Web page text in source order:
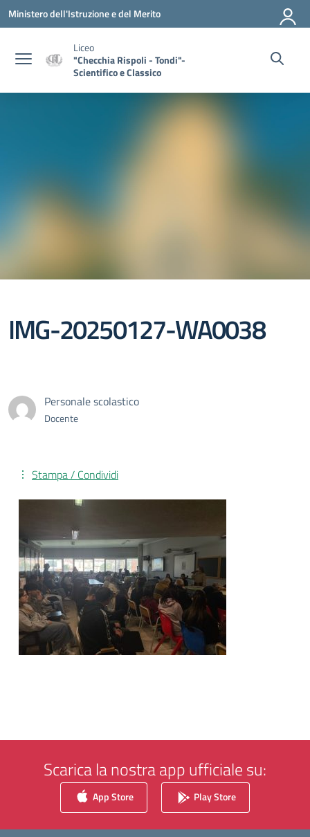
Vai ai contenuti
Vai al menu di navigazione
Vai al footer
Ministero dell'Istruzione e del Merito
Liceo
"Checchia Rispoli - Tondi"-
Scientifico e Classico
IMG-20250127-WA0038
Personale scolastico
Docente
Stampa / Condividi
Scarica la nostra app ufficiale su:
App Store Play Store